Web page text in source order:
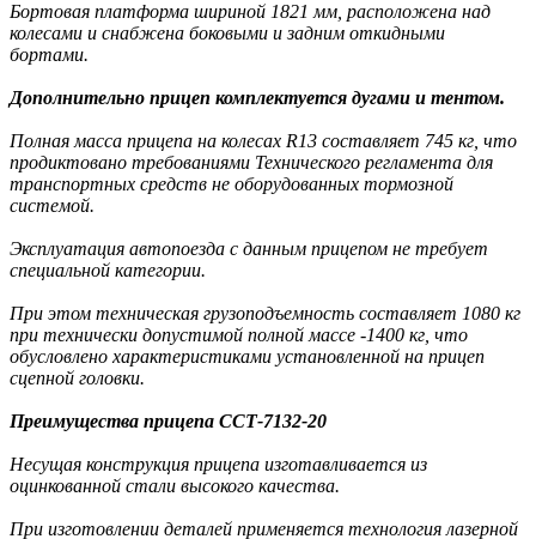
Бортовая платформа шириной 1821 мм, расположена над
колесами и снабжена боковыми и задним откидными
бортами.
Дополнительно прицеп комплектуется дугами и тентом.
Полная масса прицепа на колесах R13 составляет 745 кг, что
продиктовано требованиями Технического регламента для
транспортных средств не оборудованных тормозной
системой.
Эксплуатация автопоезда с данным прицепом не требует
специальной категории.
При этом техническая грузоподъемность составляет 1080 кг
при технически допустимой полной массе -1400 кг, что
обусловлено характеристиками установленной на прицеп
сцепной головки.
Преимущества прицепа ССТ-7132-20
Несущая конструкция прицепа изготавливается из
оцинкованной стали высокого качества.
При изготовлении деталей применяется технология лазерной